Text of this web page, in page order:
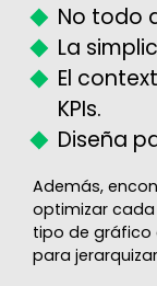
No todo
La
El
KPIs.
Diseña
Además,
optimizar cada
tipo de gráfico
para